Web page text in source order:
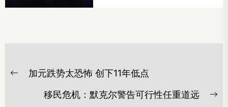
文
章Previous
加元跌势太恐怖 创下11年低点
移民危机：默克尔警告可行性任重道远